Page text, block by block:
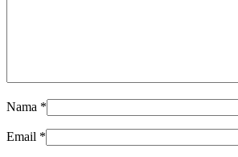
Nama *
Email *